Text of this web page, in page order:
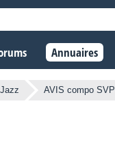
Annuaires
AVIS compo SVP